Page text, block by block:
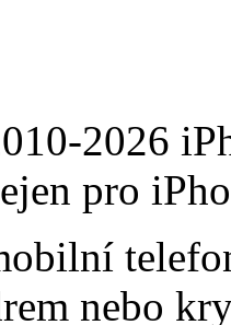
2026
pro
nebo